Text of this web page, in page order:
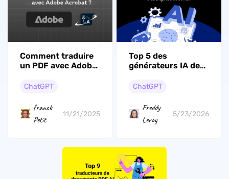
Comment traduire
un PDF avec Adobe
simples)
ChatGPT
franck
Petit
11/21/2025
Top 5 des
générateurs IA de
en 2026
ChatGPT
Freddy
Leroy
5/23/2026